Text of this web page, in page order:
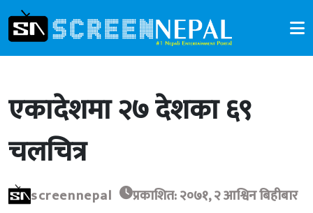
एकादेशमा २७ देशका ६९
चलचित्र
screennepal प्रकाशित: २०७१, २ आश्विन बिहीबार